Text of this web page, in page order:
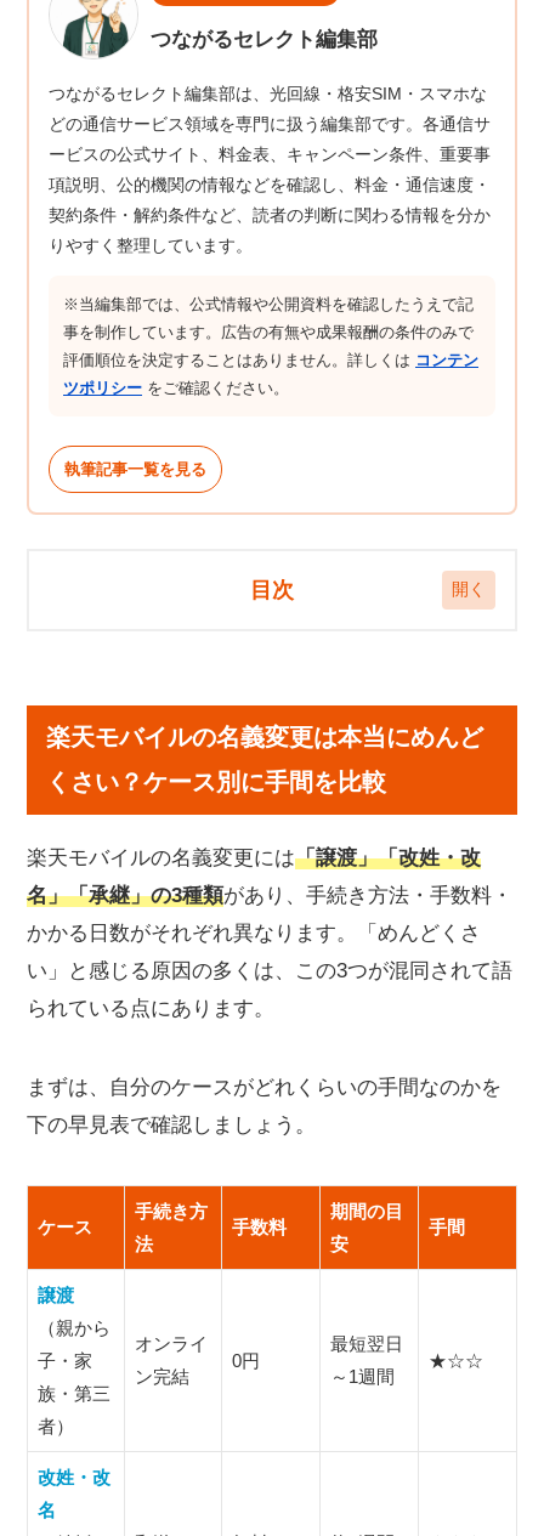
つながるセレクト編集部
つながるセレクト編集部は、光回線・格安SIM・スマホな
どの通信サービス領域を専門に扱う編集部です。各通信サ
ービスの公式サイト、料金表、キャンペーン条件、重要事
項説明、公的機関の情報などを確認し、料金・通信速度・
契約条件・解約条件など、読者の判断に関わる情報を分か
りやすく整理しています。
※当編集部では、公式情報や公開資料を確認したうえで記
事を制作しています。広告の有無や成果報酬の条件のみで
評価順位を決定することはありません。詳しくは コンテン
ツポリシー をご確認ください。
執筆記事一覧を見る
目次
楽天モバイルの名義変更が必要になる主な3つの
ケース
苗字や名前が変わったとき｜改姓・改名
名義人が逝去し、家族が引き継いで使用するとき｜承
継
楽天モバイルの名義変更の手順
名義変更（譲渡）の手順
承継の手順
乗り換え（MNP）と同時に名義変更したいときの
Web申し込みでは「MNP転入」と「名義変更」は同時
にできない
楽天モバイルショップなら委任状で「乗り換え＋名義
変更」が同時にできる
いたときは
楽天モバイルの名義変更に必要な書類
る？
楽天モバイルの名義変更は何日かかる？
楽天モバイルの名義変更をキャンセルする方法
楽天モバイルの名義変更は本当にめんど
くさい？ケース別に手間を比較
楽天モバイルの名義変更には「譲渡」「改姓・改
名」「承継」の3種類があり、手続き方法・手数料・
かかる日数がそれぞれ異なります。「めんどくさ
い」と感じる原因の多くは、この3つが混同されて語
られている点にあります。
まずは、自分のケースがどれくらいの手間なのかを
下の早見表で確認しましょう。
ケース
手続き方
法
手数料
期間の目
安
手間
譲渡
（親から
子・家
族・第三
者）
オンライ
ン完結
0円
最短翌日
～1週間
★☆☆
改姓・改
名